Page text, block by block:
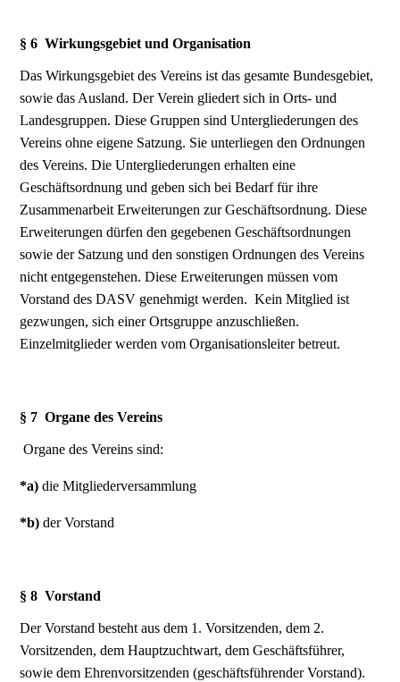
§ 6 Wirkungsgebiet und Organisation
Das Wirkungsgebiet des Vereins ist das gesamte Bundesgebiet,
sowie das Ausland. Der Verein gliedert sich in Orts- und
Landesgruppen. Diese Gruppen sind Untergliederungen des
Vereins ohne eigene Satzung. Sie unterliegen den Ordnungen
des Vereins. Die Untergliederungen erhalten eine
Geschäftsordnung und geben sich bei Bedarf für ihre
Zusammenarbeit Erweiterungen zur Geschäftsordnung. Diese
Erweiterungen dürfen den gegebenen Geschäftsordnungen
sowie der Satzung und den sonstigen Ordnungen des Vereins
nicht entgegenstehen. Diese Erweiterungen müssen vom
Vorstand des DASV genehmigt werden. Kein Mitglied ist
gezwungen, sich einer Ortsgruppe anzuschließen.
Einzelmitglieder werden vom Organisationsleiter betreut.
§ 7 Organe des Vereins
Organe des Vereins sind:
*a) die Mitgliederversammlung
*b) der Vorstand
§ 8 Vorstand
Der Vorstand besteht aus dem 1. Vorsitzenden, dem 2.
Vorsitzenden, dem Hauptzuchtwart, dem Geschäftsführer,
sowie dem Ehrenvorsitzenden (geschäftsführender Vorstand).